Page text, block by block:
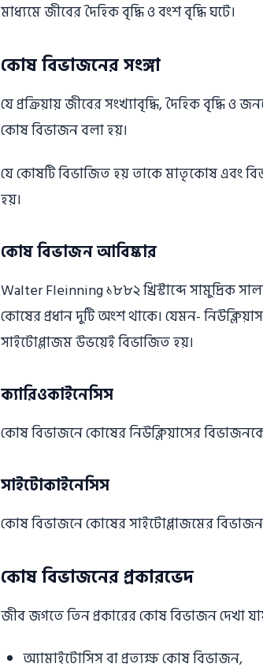
মাধ্যমে জীবের দৈহিক বৃদ্ধি ও বংশ বৃদ্ধি ঘটে।
কোষ বিভাজনের সংঙ্গা
যে প্রক্রিয়ায় জীবের সংখ্যাবৃদ্ধি, দৈহিক বৃদ্ধি ও
কোষ বিভাজন বলা হয়।
যে কোষটি বিভাজিত হয় তাকে মাতৃকোষ এবং
হয়।
কোষ বিভাজন আবিষ্কার
Walter Fleinning ১৮৮২ খ্রিস্টাব্দে সামুদ্রিক
কোষের প্রধান দুটি অংশ থাকে। যেমন-
সাইটোপ্লাজম উভয়েই বিভাজিত হয়।
ক্যারিওকাইনেসিস
কোষ বিভাজনে কোষের নিউক্লিয়াসের
সাইটোকাইনেসিস
কোষ বিভাজনে কোষের সাইটোপ্লাজমের
কোষ বিভাজনের প্রকারভেদ
জীব জগতে তিন প্রকারের কোষ বিভাজন দেখা
অ্যামাইটোসিস বা প্রত্যক্ষ কোষ বিভাজন,